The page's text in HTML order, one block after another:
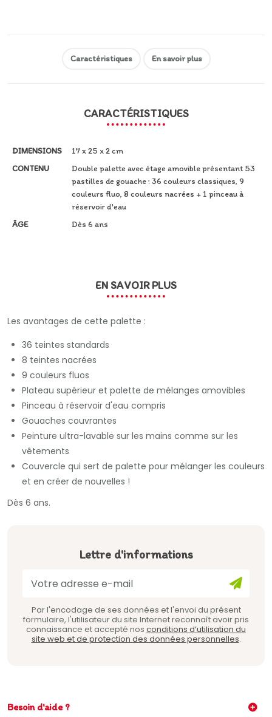
Caractéristiques En savoir plus
CARACTÉRISTIQUES
DIMENSIONS
17 x 25 x 2 cm
CONTENU
Double palette avec étage amovible présentant 53
pastilles de gouache : 36 couleurs classiques, 9
couleurs fluo, 8 couleurs nacrées + 1 pinceau à
réservoir d'eau
ÂGE
Dès 6 ans
EN SAVOIR PLUS
Les avantages de cette palette :
36 teintes standards
8 teintes nacrées
9 couleurs fluos
Plateau supérieur et palette de mélanges amovibles
Pinceau à réservoir d'eau compris
Gouaches couvrantes
Peinture ultra-lavable sur les mains comme sur les
vêtements
Couvercle qui sert de palette pour mélanger les couleurs
et en créer de nouvelles !
Dès 6 ans.
Lettre d'informations
Par l'encodage de ses données et l'envoi du présent
formulaire, l'utilisateur du site Internet reconnaît avoir pris
connaissance et accepté nos conditions d’utilisation du
site web et de protection des données personnelles.
Besoin d'aide ?